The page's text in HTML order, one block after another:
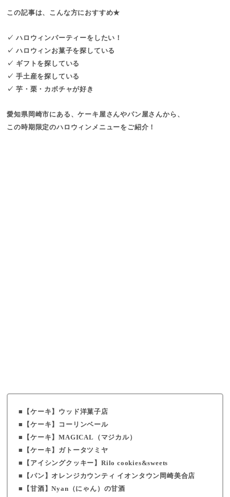
この記事は、こんな方におすすめ★
✓ ハロウィンパーティーをしたい！
✓ ハロウィンお菓子を探している
✓ ギフトを探している
✓ 手土産を探している
✓ 芋・栗・カボチャが好き
愛知県岡崎市にある、ケーキ屋さんやパン屋さんから、
この時期限定のハロウィンメニューをご紹介！
【ケーキ】ウッド洋菓子店
【ケーキ】コーリンベール
【ケーキ】MAGICAL（マジカル）
【ケーキ】ガトータツミヤ
【アイシングクッキー】Rilo cookies&sweets
【パン】オレンジカウンティ イオンタウン岡崎美合店
【甘酒】Nyan（にゃん）の甘酒